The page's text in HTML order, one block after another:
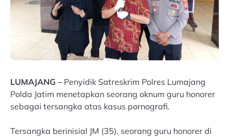
LUMAJANG –Penyidik Satreskrim Polres Lumajang
Polda Jatim menetapkan seorang oknum guru honorer
sebagai tersangka atas kasus pornografi.
Tersangka berinisial JM (35), seorang guru honorer di